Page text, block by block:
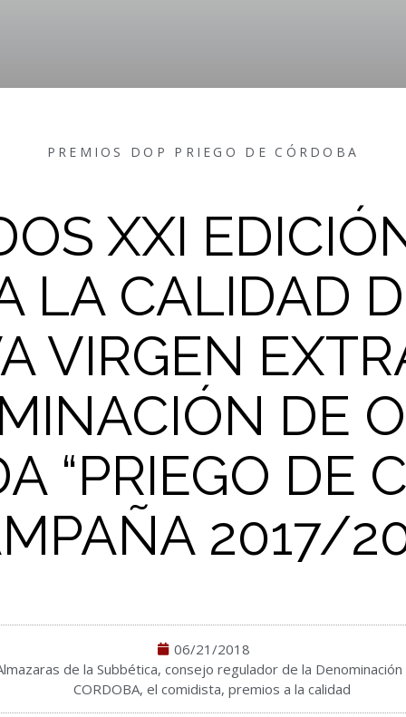
PREMIOS DOP PRIEGO DE CÓRDOBA
XXI
LA CALIDAD
VIRGEN
DE
“PRIEGO DE
2017/
06/21/2018
de la Subbética, consejo regulador de la
CORDOBA, el comidista, premios a la calidad